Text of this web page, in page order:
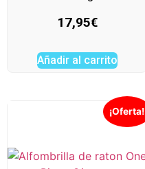
17,95€
Añadir al carrito
¡Oferta!